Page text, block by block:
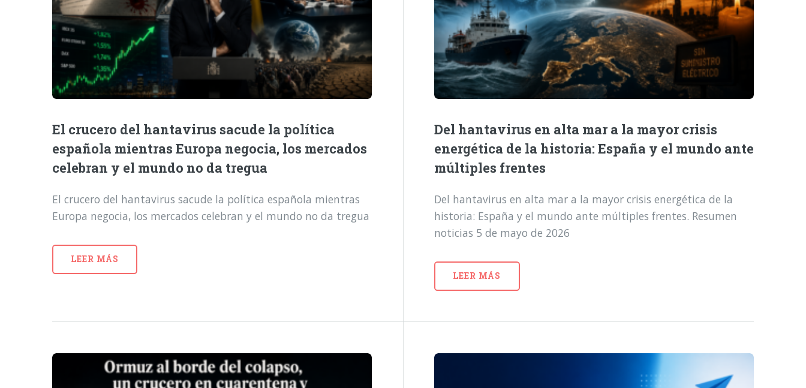
El crucero del hantavirus sacude la política
española mientras Europa negocia, los mercados
celebran y el mundo no da tregua
El crucero del hantavirus sacude la política española mientras
Europa negocia, los mercados celebran y el mundo no da tregua
LEER MÁS
Del hantavirus en alta mar a la mayor crisis
energética de la historia: España y el mundo ante
múltiples frentes
Del hantavirus en alta mar a la mayor crisis energética de la
historia: España y el mundo ante múltiples frentes. Resumen
noticias 5 de mayo de 2026
LEER MÁS